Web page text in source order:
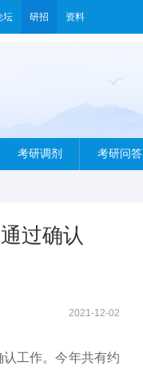
坛 研招 资料
考研调剂 考研问答
过确认
2021-12-02
工作。今年共有约